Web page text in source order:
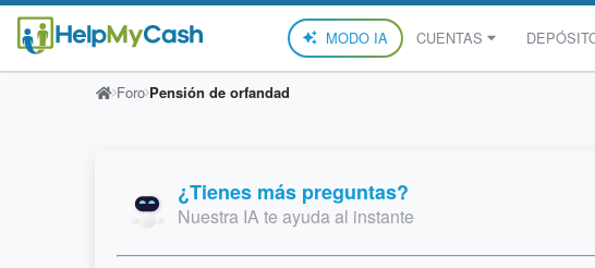
MODO IA CUENTAS
Foro Pensión de orfandad
¿Tienes más preguntas?
Nuestra IA te ayuda al instante